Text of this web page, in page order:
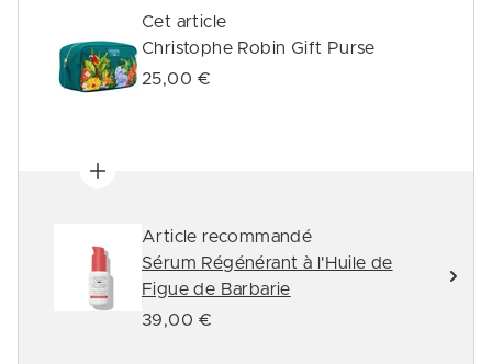
Cet article
Christophe Robin Gift Purse
25,00 €
Article recommandé
Sérum Régénérant à l'Huile de
Figue de Barbarie
39,00 €